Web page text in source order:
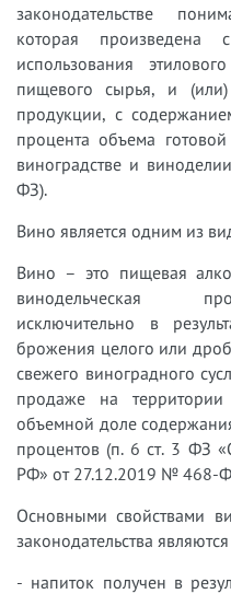
законодательстве
которая произведена
использования
пищевого сырья, и
продукции, с
процента объема
виноградстве и
ФЗ).
Вино является одним из
Вино – это пищевая
винодельческая
исключительно в
брожения целого или
свежего виноградного
продаже на
объемной доле
процентов (п. 6 ст. 3 ФЗ
РФ» от 27.12.2019 № 468-
Основными свойствами
законодательства
- напиток получен в